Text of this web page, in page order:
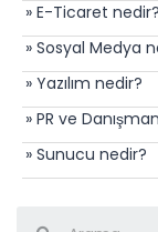
» E-Ticaret nedir?
» Sosyal Medya
» Yazılım nedir?
» PR ve
» Sunucu nedir?